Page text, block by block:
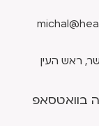
בוואטסאפ